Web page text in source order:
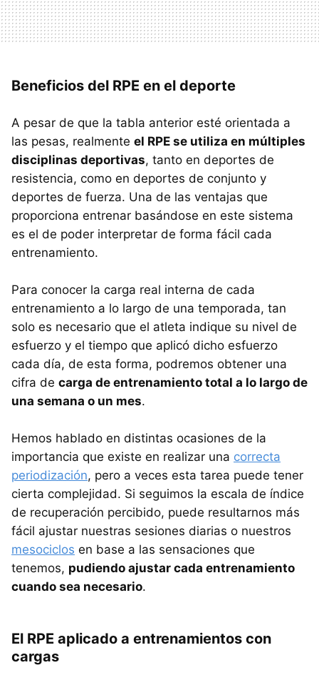
Beneficios del RPE en el deporte
A pesar de que la tabla anterior esté orientada a
las pesas, realmente el RPE se utiliza en múltiples
disciplinas deportivas, tanto en deportes de
resistencia, como en deportes de conjunto y
deportes de fuerza. Una de las ventajas que
proporciona entrenar basándose en este sistema
es el de poder interpretar de forma fácil cada
entrenamiento.
Para conocer la carga real interna de cada
entrenamiento a lo largo de una temporada, tan
solo es necesario que el atleta indique su nivel de
esfuerzo y el tiempo que aplicó dicho esfuerzo
cada día, de esta forma, podremos obtener una
cifra de carga de entrenamiento total a lo largo de
una semana o un mes.
Hemos hablado en distintas ocasiones de la
importancia que existe en realizar una correcta
periodización, pero a veces esta tarea puede tener
cierta complejidad. Si seguimos la escala de índice
de recuperación percibido, puede resultarnos más
fácil ajustar nuestras sesiones diarias o nuestros
mesociclos en base a las sensaciones que
tenemos, pudiendo ajustar cada entrenamiento
cuando sea necesario.
El RPE aplicado a entrenamientos con
cargas